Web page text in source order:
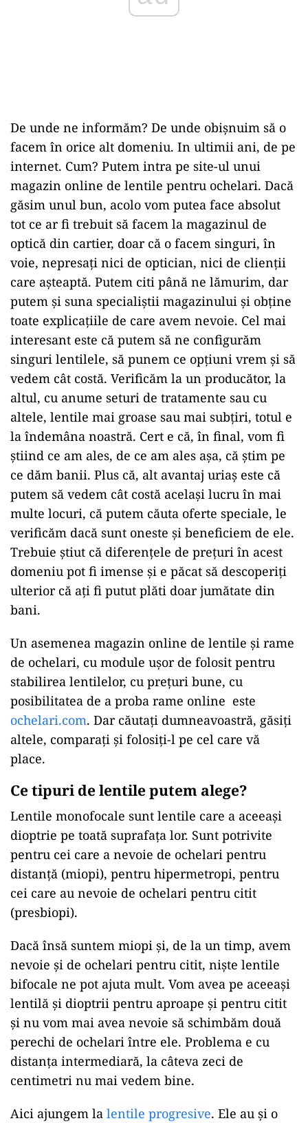
De unde ne informăm? De unde obișnuim să o
facem în orice alt domeniu. In ultimii ani, de pe
internet. Cum? Putem intra pe site-ul unui
magazin online de lentile pentru ochelari. Dacă
găsim unul bun, acolo vom putea face absolut
tot ce ar fi trebuit să facem la magazinul de
optică din cartier, doar că o facem singuri, în
voie, nepresați nici de optician, nici de clienții
care așteaptă. Putem citi până ne lămurim, dar
putem și suna specialiștii magazinului și obține
toate explicațiile de care avem nevoie. Cel mai
interesant este că putem să ne configurăm
singuri lentilele, să punem ce opțiuni vrem și să
vedem cât costă. Verificăm la un producător, la
altul, cu anume seturi de tratamente sau cu
altele, lentile mai groase sau mai subțiri, totul e
la îndemâna noastră. Cert e că, în final, vom fi
știind ce am ales, de ce am ales așa, că știm pe
ce dăm banii. Plus că, alt avantaj uriaș este că
putem să vedem cât costă același lucru în mai
multe locuri, că putem căuta oferte speciale, le
verificăm dacă sunt oneste și beneficiem de ele.
Trebuie știut că diferențele de prețuri în acest
domeniu pot fi imense și e păcat să descoperiți
ulterior că ați fi putut plăti doar jumătate din
bani.
Un asemenea magazin online de lentile și rame
de ochelari, cu module ușor de folosit pentru
stabilirea lentilelor, cu prețuri bune, cu
posibilitatea de a proba rame online este
ochelari.com. Dar căutați dumneavoastră, găsiți
altele, comparați și folosiți-l pe cel care vă
place.
Ce tipuri de lentile putem alege?
Lentile monofocale sunt lentile care a aceeași
dioptrie pe toată suprafața lor. Sunt potrivite
pentru cei care a nevoie de ochelari pentru
distanță (miopi), pentru hipermetropi, pentru
cei care au nevoie de ochelari pentru citit
(presbiopi).
Dacă însă suntem miopi și, de la un timp, avem
nevoie și de ochelari pentru citit, niște lentile
bifocale ne pot ajuta mult. Vom avea pe aceeași
lentilă și dioptrii pentru aproape și pentru citit
și nu vom mai avea nevoie să schimbăm două
perechi de ochelari între ele. Problema e cu
distanța intermediară, la câteva zeci de
centimetri nu mai vedem bine.
Aici ajungem la lentile progresive. Ele au și o